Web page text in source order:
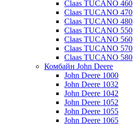
Claas TUCANO 460
Claas TUCANO 470
Claas TUCANO 480
Claas TUCANO 550
Claas TUCANO 560
Claas TUCANO 570
Claas TUCANO 580
Комбайн John Deere
John Deere 1000
John Deere 1032
John Deere 1042
John Deere 1052
John Deere 1055
John Deere 1065